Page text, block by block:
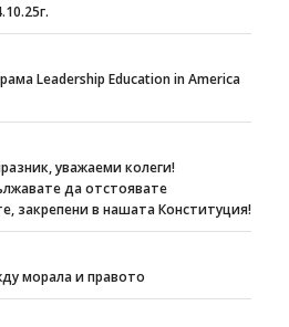
Leadership Education in America
уважаеми колеги!
да отстоявате
закрепени в нашата Конституция!
морала и правото